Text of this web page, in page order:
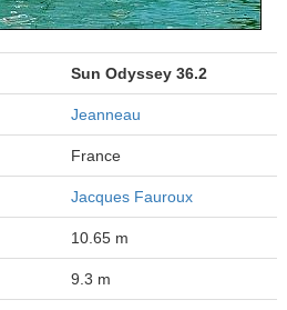
Sun Odyssey 36.2
Jeanneau
France
Jacques Fauroux
10.65 m
9.3 m